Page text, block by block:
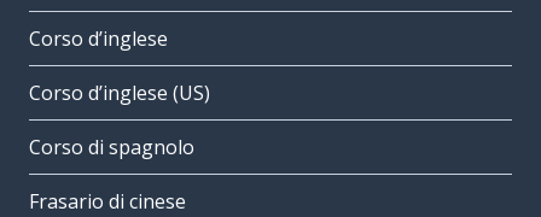
Corso d’inglese
Corso d’inglese (US)
Corso di spagnolo
Frasario di cinese